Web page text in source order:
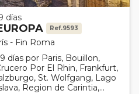
días
Ref.9593
- Fin Roma
días por Paris, Bouillon,
Por El Rhin, Frankfurt,
St. Wolfgang, Lago
Region de Carintia,...